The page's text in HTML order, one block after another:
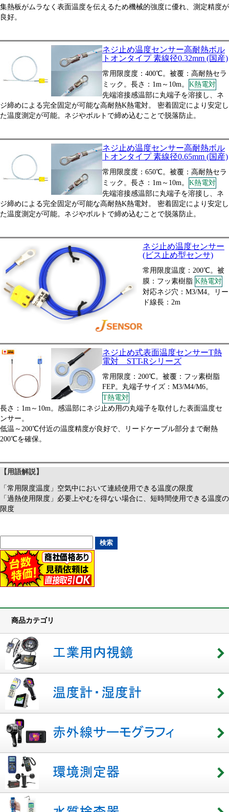
集熱板がムラなく表面温度を伝えるため機械的強度に優れ、測定精度が
良好。
ネジ止め温度センサー高耐熱ボル
トオンタイプ 素線径0.32mm (国産)
常用限度度：400℃。被覆：高耐熱セラ
ミック。長さ：1m～10m。 K熱電対
先端溶接感温部に丸端子を溶接し、ネ
ジ締めによる完全固定が可能な高耐熱K熱電対。 密着固定により安定し
た温度測定が可能。ネジやボルトで締め込むことで脱落防止。
ネジ止め温度センサー高耐熱ボル
トオンタイプ 素線径0.65mm (国産)
常用限度度：650℃。被覆：高耐熱セラ
ミック。長さ：1m～10m。 K熱電対
先端溶接感温部に丸端子を溶接し、ネ
ジ締めによる完全固定が可能な高耐熱K熱電対。 密着固定により安定し
た温度測定が可能。ネジやボルトで締め込むことで脱落防止。
ネジ止め温度センサー
(ビス止め型センサ)
常用限度温度：200℃。被
膜：フッ素樹脂 K熱電対
対応ネジ穴：M3/M4。リー
ド線長：2m
ネジ止め式表面温度センサーT熱
電対 STT-Rシリーズ
常用限度：200℃。被覆：フッ素樹脂
FEP。丸端子サイズ：M3/M4/M6。
T熱電対
長さ：1m～10m。感温部にネジ止め用の丸端子を取付した表面温度セ
ンサー。
低温～200℃付近の温度精度が良好で、リードケーブル部分まで耐熱
200℃を確保。
【用語解説】
「常用限度温度」空気中において連続使用できる温度の限度
「過熱使用限度」必要上やむを得ない場合に、短時間使用できる温度の
限度
商品カテゴリ